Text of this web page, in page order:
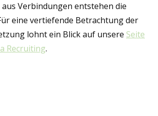
Verbindungen entstehen die
eine vertiefende Betrachtung der
lohnt ein Blick auf unsere Seite
Recruiting.